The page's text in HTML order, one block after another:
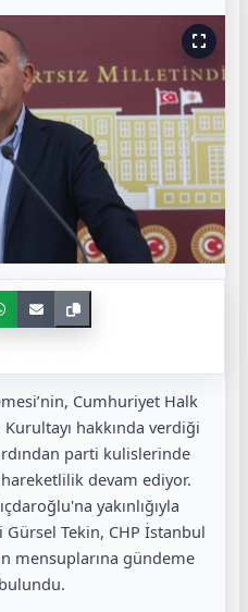
Cumhuriyet Halk
Kurultayı hakkında verdiği
parti kulislerinde
devam ediyor.
yakınlığıyla
Tekin, CHP İstanbul
mensuplarına gündeme